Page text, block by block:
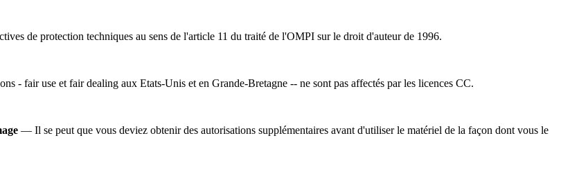
de protection techniques au sens de l'article 11 du traité de l'OMPI sur le droit d'auteur de 1996.
- fair use et fair dealing aux Etats-Unis et en Grande-Bretagne -- ne sont pas affectés par les licences CC.
— Il se peut que vous deviez obtenir des autorisations supplémentaires avant d'utiliser le matériel de la façon dont vous le